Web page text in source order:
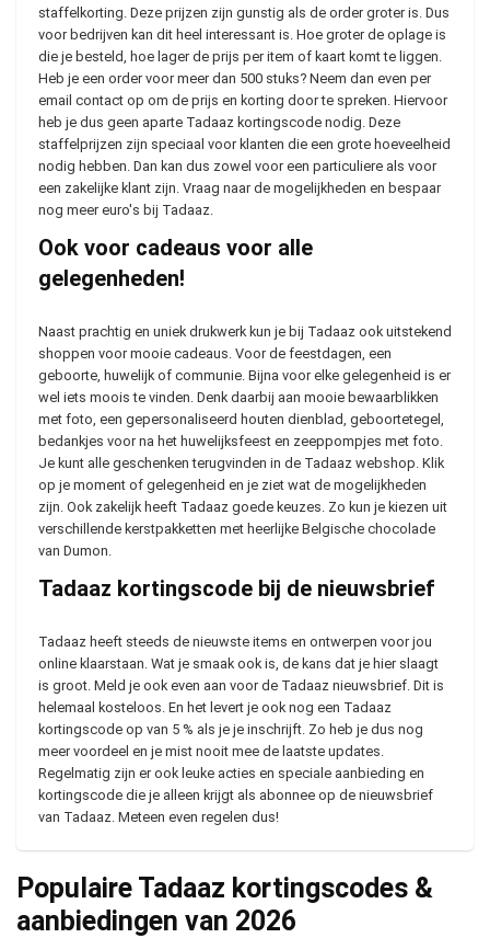
staffelkorting. Deze prijzen zijn gunstig als de order groter is. Dus
voor bedrijven kan dit heel interessant is. Hoe groter de oplage is
die je besteld, hoe lager de prijs per item of kaart komt te liggen.
Heb je een order voor meer dan 500 stuks? Neem dan even per
email contact op om de prijs en korting door te spreken. Hiervoor
heb je dus geen aparte Tadaaz kortingscode nodig. Deze
staffelprijzen zijn speciaal voor klanten die een grote hoeveelheid
nodig hebben. Dan kan dus zowel voor een particuliere als voor
een zakelijke klant zijn. Vraag naar de mogelijkheden en bespaar
nog meer euro's bij Tadaaz.
Ook voor cadeaus voor alle
gelegenheden!
Naast prachtig en uniek drukwerk kun je bij Tadaaz ook uitstekend
shoppen voor mooie cadeaus. Voor de feestdagen, een
geboorte, huwelijk of communie. Bijna voor elke gelegenheid is er
wel iets moois te vinden. Denk daarbij aan mooie bewaarblikken
met foto, een gepersonaliseerd houten dienblad, geboortetegel,
bedankjes voor na het huwelijksfeest en zeeppompjes met foto.
Je kunt alle geschenken terugvinden in de Tadaaz webshop. Klik
op je moment of gelegenheid en je ziet wat de mogelijkheden
zijn. Ook zakelijk heeft Tadaaz goede keuzes. Zo kun je kiezen uit
verschillende kerstpakketten met heerlijke Belgische chocolade
van Dumon.
Tadaaz kortingscode bij de nieuwsbrief
Tadaaz heeft steeds de nieuwste items en ontwerpen voor jou
online klaarstaan. Wat je smaak ook is, de kans dat je hier slaagt
is groot. Meld je ook even aan voor de Tadaaz nieuwsbrief. Dit is
helemaal kosteloos. En het levert je ook nog een Tadaaz
kortingscode op van 5 % als je je inschrijft. Zo heb je dus nog
meer voordeel en je mist nooit mee de laatste updates.
Regelmatig zijn er ook leuke acties en speciale aanbieding en
kortingscode die je alleen krijgt als abonnee op de nieuwsbrief
van Tadaaz. Meteen even regelen dus!
Populaire Tadaaz kortingscodes &
aanbiedingen van 2026